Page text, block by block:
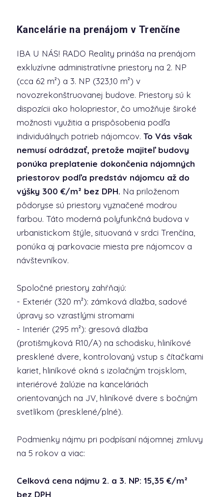
Kancelárie na prenájom v Trenčíne
IBA U NÁS! RADO Reality prináša na prenájom
exkluzívne administratívne priestory na 2. NP
(cca 62 m²) a 3. NP (323,10 m²) v
novozrekonštruovanej budove. Priestory sú k
dispozícii ako holopriestor, čo umožňuje široké
možnosti využitia a prispôsobenia podľa
individuálnych potrieb nájomcov. To Vás však
nemusí odrádzať, pretože majiteľ budovy
ponúka preplatenie dokončenia nájomných
priestorov podľa predstáv nájomcu až do
výšky 300 €/m² bez DPH. Na priloženom
pôdoryse sú priestory vyznačené modrou
farbou. Táto moderná polyfunkčná budova v
urbanistickom štýle, situovaná v srdci Trenčína,
ponúka aj parkovacie miesta pre nájomcov a
návštevníkov.
Spoločné priestory zahŕňajú:
- Exteriér (320 m²): zámková dlažba, sadové
úpravy so vzrastlými stromami
- Interiér (295 m²): gresová dlažba
(protišmyková R10/A) na schodisku, hliníkové
presklené dvere, kontrolovaný vstup s čítačkami
kariet, hliníkové okná s izolačným trojsklom,
interiérové žalúzie na kanceláriách
orientovaných na JV, hliníkové dvere s bočným
svetlíkom (presklené/plné).
Podmienky nájmu pri podpísaní nájomnej zmluvy
na 5 rokov a viac:
Celková cena nájmu 2. a 3. NP: 15,35 €/m²
bez DPH